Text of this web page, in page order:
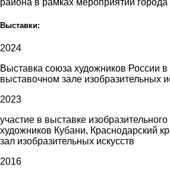
Выставки:
2024
Выставка союза художников России
выставочном зале изобразительных
2023
участие в выставке изобразительного
художников Кубани, Краснодарский
зал изобразительных искусств
2016